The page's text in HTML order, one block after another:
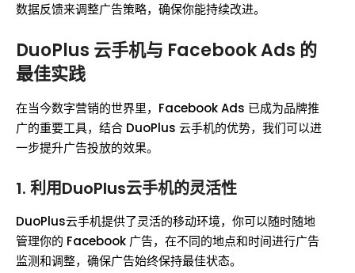
数据反馈来调整广告策略，确保你能持续改进。
DuoPlus 云手机与 Facebook Ads 的
最佳实践
在当今数字营销的世界里，Facebook Ads 已成为品牌推
广的重要工具，结合 DuoPlus 云手机的优势，我们可以进
一步提升广告投放的效果。
1. 利用DuoPlus云手机的灵活性
DuoPlus云手机提供了灵活的移动环境，你可以随时随地
管理你的 Facebook 广告，在不同的地点和时间进行广告
监测和调整，确保广告始终保持最佳状态。